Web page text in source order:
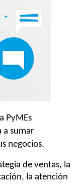
PyMEs
a sumar
negocios.
de ventas, la
la atención